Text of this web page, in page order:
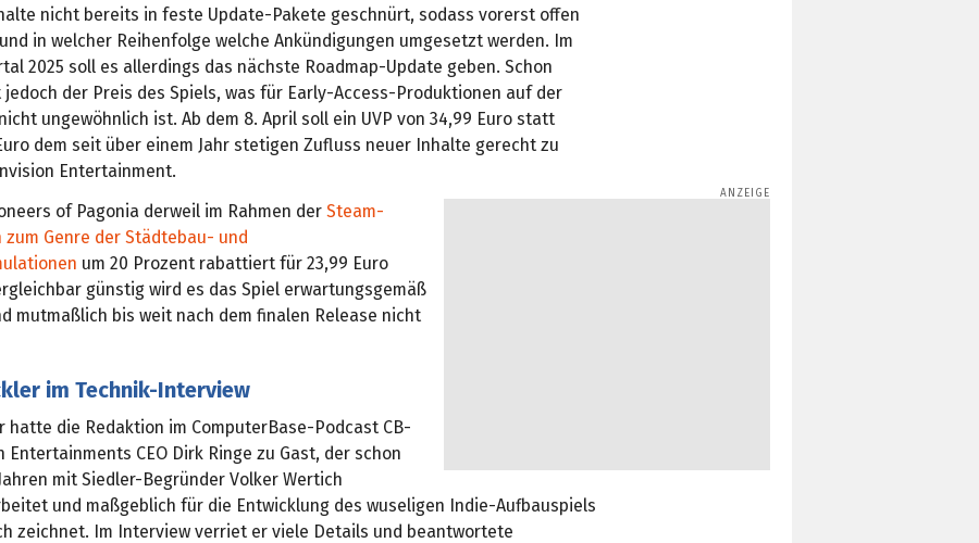
nicht bereits in feste Update-Pakete geschnürt, sodass vorerst offen
in welcher Reihenfolge welche Ankündigungen umgesetzt werden. Im
2025 soll es allerdings das nächste Roadmap-Update geben. Schon
der Preis des Spiels, was für Early-Access-Produktionen auf der
ungewöhnlich ist. Ab dem 8. April soll ein UVP von 34,99 Euro statt
dem seit über einem Jahr stetigen Zufluss neuer Inhalte gerecht zu
Entertainment.
of Pagonia derweil im Rahmen der Steam-
Genre der Städtebau- und
um 20 Prozent rabattiert für 23,99 Euro
günstig wird es das Spiel erwartungsgemäß
mutmaßlich bis weit nach dem finalen Release nicht
im Technik-Interview
hatte die Redaktion im ComputerBase-Podcast CB-
Entertainments CEO Dirk Ringe zu Gast, der schon
mit Siedler-Begründer Volker Wertich
und maßgeblich für die Entwicklung des wuseligen Indie-Aufbauspiels
zeichnet. Im Interview verriet er viele Details und beantwortete